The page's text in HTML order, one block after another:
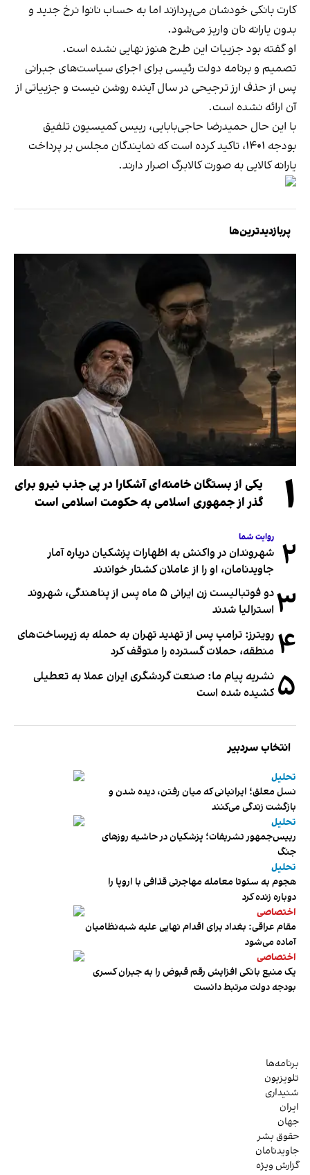
کارت بانکی خودشان می‌پردازند اما به حساب نانوا نرخ جدید و
بدون یارانه نان واریز می‌شود.
او گفته بود جزییات این طرح هنوز نهایی نشده است.
تصمیم و برنامه دولت رئیسی برای اجرای سیاست‌های جبرانی
پس از حذف ارز ترجیحی در سال آینده روشن نیست و جزییاتی از
آن ارائه نشده است.
با این حال حمیدرضا حاجی‌بابایی، رییس کمیسیون تلفیق
بودجه ۱۴۰۱، تاکید کرده است که نمایندگان مجلس بر پرداخت
یارانه کالایی به صورت کالابرگ اصرار دارند.
پربازدیدترین‌ها
۱
یکی از بستگان خامنه‌ای آشکارا در پی جذب نیرو برای
گذر از جمهوری اسلامی به حکومت اسلامی است
۲ روایت شما
شهروندان در واکنش به اظهارات پزشکیان درباره آمار
جاویدنامان، او را از عاملان کشتار خواندند
۳
دو فوتبالیست زن ایرانی ۵ ماه پس از پناهندگی، شهروند
استرالیا شدند
۴ رویترز: ترامپ پس از تهدید تهران به حمله به زیرساخت‌های
منطقه، حملات گسترده را متوقف کرد
۵ نشریه پیام ما: صنعت گردشگری ایران عملا به تعطیلی
کشیده شده است
انتخاب سردبیر
تحلیل
نسل معلق؛ ایرانیانی که میان رفتن، دیده شدن و
بازگشت زندگی می‌کنند
تحلیل
رییس‌جمهور تشریفات؛ پزشکیان در حاشیه روزهای
جنگ
تحلیل
هجوم به سئوتا معامله مهاجرتی قذافی با اروپا را
دوباره زنده کرد
اختصاصی
مقام عراقی: بغداد برای اقدام نهایی علیه شبه‌نظامیان
آماده می‌شود
اختصاصی
یک منبع بانکی افزایش رقم قبوض را به جبران کسری
بودجه دولت مرتبط دانست
برنامه‌ها
تلویزیون
شنیداری
ایران
جهان
حقوق بشر
جاویدنامان
گزارش ویژه